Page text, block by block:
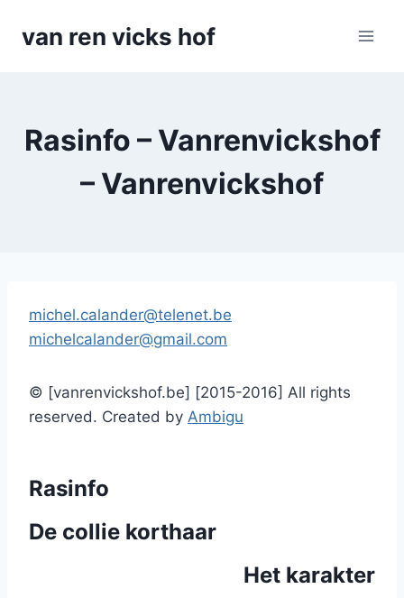
naarvan ren vicks hof
Rasinfo – Vanrenvickshof
– Vanrenvickshof
michel.calander@telenet.be
michelcalander@gmail.com
© [vanrenvickshof.be] [2015-2016] All rights
reserved. Created by Ambigu
Rasinfo
De collie korthaar
Het karakter